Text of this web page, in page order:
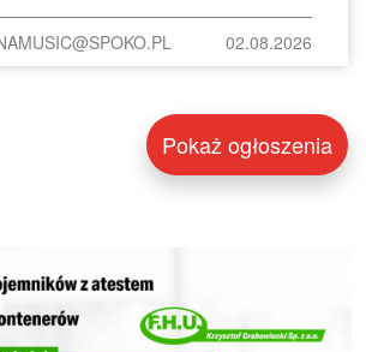
02.08.2026
Pokaż ogłoszenia